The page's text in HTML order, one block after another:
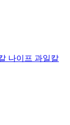
나이프 과일칼